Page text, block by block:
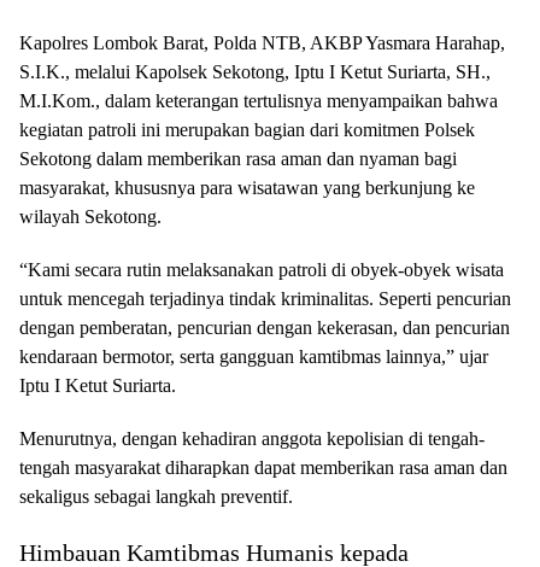
Kapolres Lombok Barat, Polda NTB, AKBP Yasmara Harahap,
S.I.K., melalui Kapolsek Sekotong, Iptu I Ketut Suriarta, SH.,
M.I.Kom., dalam keterangan tertulisnya menyampaikan bahwa
kegiatan patroli ini merupakan bagian dari komitmen Polsek
Sekotong dalam memberikan rasa aman dan nyaman bagi
masyarakat, khususnya para wisatawan yang berkunjung ke
wilayah Sekotong.
“Kami secara rutin melaksanakan patroli di obyek-obyek wisata
untuk mencegah terjadinya tindak kriminalitas. Seperti pencurian
dengan pemberatan, pencurian dengan kekerasan, dan pencurian
kendaraan bermotor, serta gangguan kamtibmas lainnya,” ujar
Iptu I Ketut Suriarta.
Menurutnya, dengan kehadiran anggota kepolisian di tengah-
tengah masyarakat diharapkan dapat memberikan rasa aman dan
sekaligus sebagai langkah preventif.
Himbauan Kamtibmas Humanis kepada